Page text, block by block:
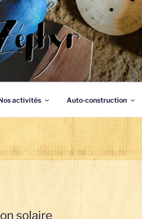
activités Auto-construction
solaire